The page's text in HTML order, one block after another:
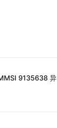
9135638 异